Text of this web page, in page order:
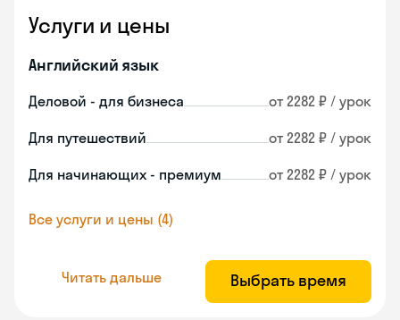
Услуги и цены
Английский язык
Деловой - для бизнеса от 2282 ₽ / урок
Для путешествий от 2282 ₽ / урок
Для начинающих - премиум от 2282 ₽ / урок
Все услуги и цены (4)
Читать дальше Выбрать время